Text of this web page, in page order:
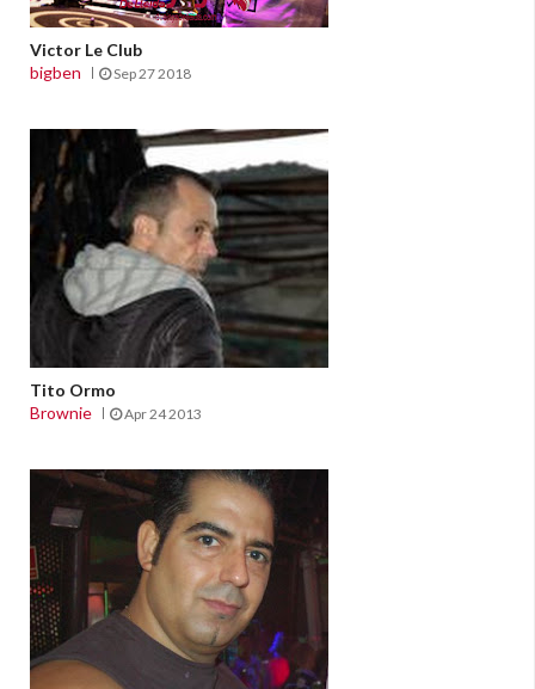
Victor Le Club
bigben
Sep 27 2018
Tito Ormo
Brownie
Apr 24 2013